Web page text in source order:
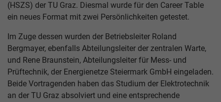
(HSZS) der TU Graz. Diesmal wurde für den Career Table
ein neues Format mit zwei Persönlichkeiten getestet.
Im Zuge dessen wurden der Betriebsleiter Roland
Bergmayer, ebenfalls Abteilungsleiter der zentralen Warte,
und Rene Braunstein, Abteilungsleiter für Mess- und
Prüftechnik, der Energienetze Steiermark GmbH eingeladen.
Beide Vortragenden haben das Studium der Elektrotechnik
an der TU Graz absolviert und eine entsprechende